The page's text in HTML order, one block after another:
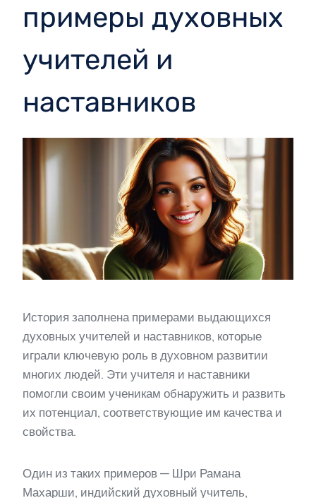
примеры духовных
учителей и
наставников
История заполнена примерами выдающихся
духовных учителей и наставников, которые
играли ключевую роль в духовном развитии
многих людей. Эти учителя и наставники
помогли своим ученикам обнаружить и развить
их потенциал, соответствующие им качества и
свойства.
Один из таких примеров — Шри Рамана
Махарши, индийский духовный учитель,